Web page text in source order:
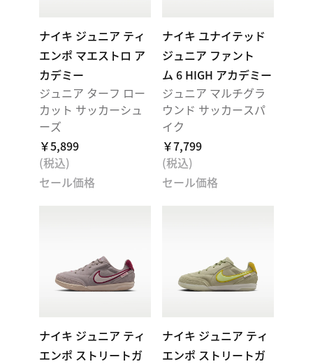
ナイキ ジュニア ティ
エンポ マエストロ ア
カデミー
ジュニア ターフ ロー
カット サッカーシュ
ーズ
￥5,899
(税込)
セール価格
ナイキ ユナイテッド
ジュニア ファント
ム 6 HIGH アカデミー
ジュニア マルチグラ
ウンド サッカースパ
イク
￥7,799
(税込)
セール価格
ナイキ ジュニア ティ
エンポ ストリートガ
ナイキ ジュニア ティ
エンポ ストリートガ